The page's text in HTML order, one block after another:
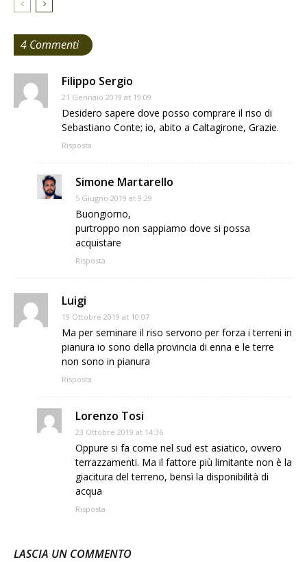
4 Commenti
Filippo Sergio
21 Gennaio 2019 at 19:09
Desidero sapere dove posso comprare il riso di
Sebastiano Conte; io, abito a Caltagirone, Grazie.
Risposta
Simone Martarello
5 Giugno 2019 at 9:29
Buongiorno,
purtroppo non sappiamo dove si possa
acquistare
Risposta
Luigi
19 Ottobre 2019 at 10:07
Ma per seminare il riso servono per forza i terreni in
pianura io sono della provincia di enna e le terre
non sono in pianura
Risposta
Lorenzo Tosi
23 Ottobre 2019 at 14:36
Oppure si fa come nel sud est asiatico, ovvero
terrazzamenti. Ma il fattore più limitante non è la
giacitura del terreno, bensì la disponibilità di
acqua
Risposta
LASCIA UN COMMENTO